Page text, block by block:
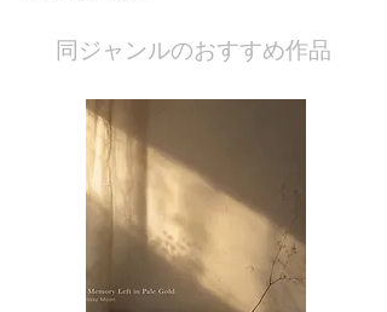
​同ジャンルのおすすめ作品